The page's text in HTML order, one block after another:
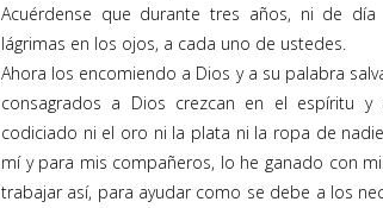
Acuérdense que durante tres años, ni de
lágrimas en los ojos, a cada uno de ustedes.
Ahora los encomiendo a Dios y a su palabra
consagrados a Dios crezcan en el espíritu
codiciado ni el oro ni la plata ni la ropa de
mí y para mis compañeros, lo he ganado con
trabajar así, para ayudar como se debe a los